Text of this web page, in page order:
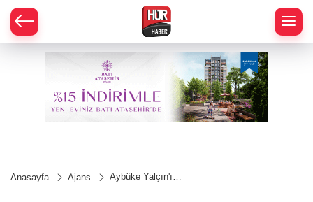
Anasayfa Ajans
Aybüke Yalçın'ın